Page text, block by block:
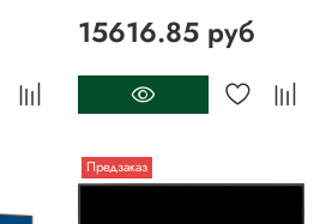
15616.85 руб
Предзаказ